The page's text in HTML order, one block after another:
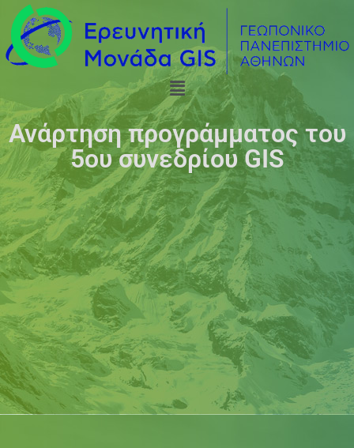
Ανάρτηση προγράμματος του
5ου συνεδρίου GIS